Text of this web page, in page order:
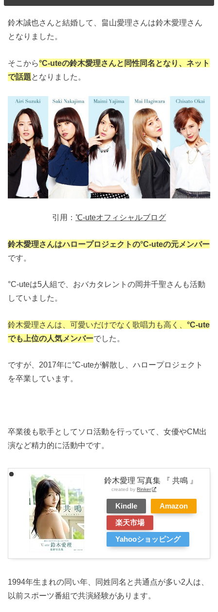
鈴木誠也さんと結婚して、畠山愛理さんは鈴木愛理さん
となりました。
そこから°C-uteの鈴木愛理さんと同性同名となり、ネット
で話題となりました。
引用： ℃-uteオフィシャルブログ
鈴木愛理さんはハロープロジェクトの°C-uteの元メンバー
です。
°C-uteは5人組で、おバカタレントの岡井千聖さんも活動
していました。
鈴木愛理さんは、可愛いだけでなく歌唱力も高く、°C-ute
でも上位の人気メンバーでした。
ですが、2017年に°C-uteが解散し、ハロープロジェクト
を卒業しています。
卒業後も歌手としてソロ活動を行っていて、女優やCM出
演など精力的に活動中です。
鈴木愛理 写真集 『 共鳴 』
created byRinker
Kindle Amazon
楽天市場
Yahooショッピング
1994年生まれの同い年、同姓同名と共通点が多い2人は、
以前スポーツ番組で共演経験があります。